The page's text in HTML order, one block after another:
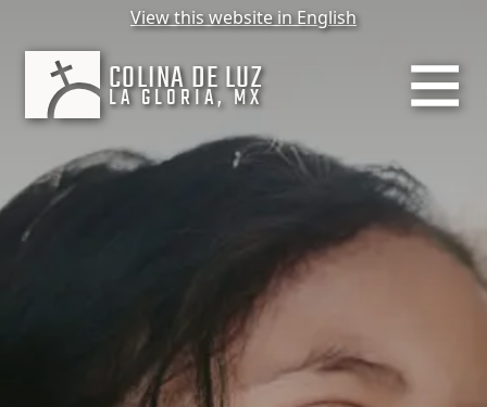
View this website in English
COLINA DE LUZ
LA GLORIA, MX